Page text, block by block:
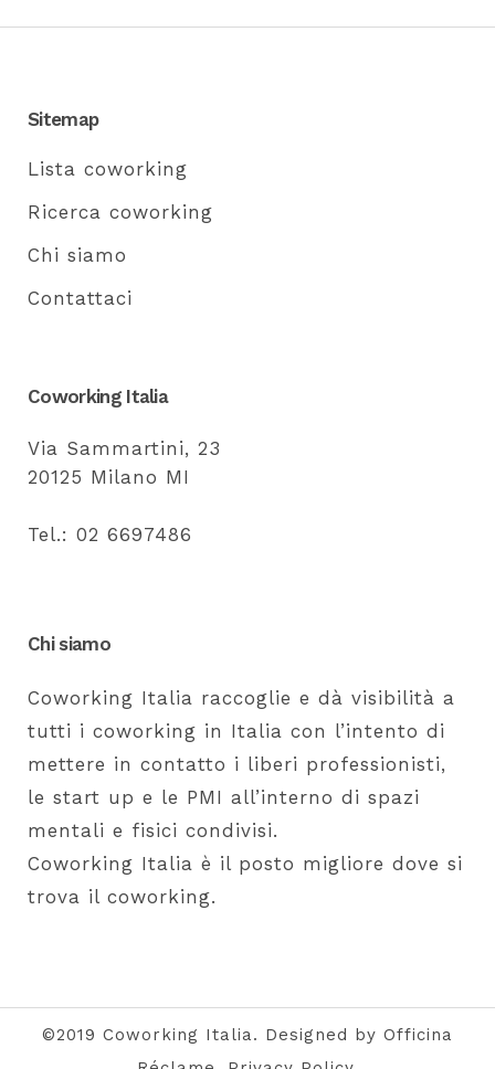
Sitemap
Lista coworking
Ricerca coworking
Chi siamo
Contattaci
Coworking Italia
Via Sammartini, 23
20125 Milano MI
Tel.: 02 6697486
Chi siamo
Coworking Italia raccoglie e dà visibilità a
tutti i coworking in Italia con l’intento di
mettere in contatto i liberi professionisti,
le start up e le PMI all’interno di spazi
mentali e fisici condivisi.
Coworking Italia è il posto migliore dove si
trova il coworking.
©2019 Coworking Italia. Designed by Officina